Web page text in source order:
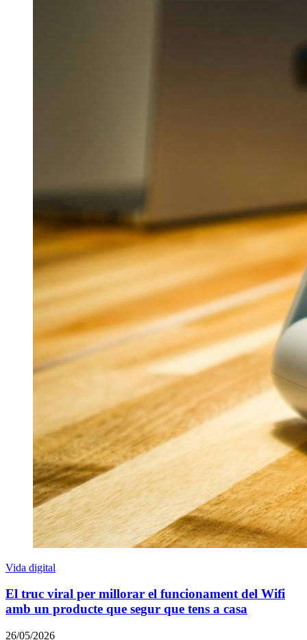
Vida digital
El truc viral per millorar el funcionament del Wifi
amb un producte que segur que tens a casa
26/05/2026